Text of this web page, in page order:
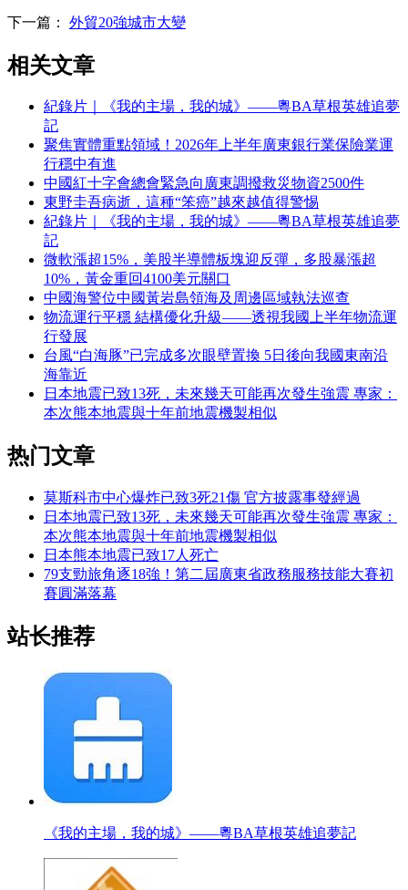
下一篇： 外貿20強城市大變
相关文章
紀錄片｜《我的主場，我的城》——粵BA草根英雄追夢
記
聚焦實體重點領域！2026年上半年廣東銀行業保險業運
行穩中有進
中國紅十字會總會緊急向廣東調撥救災物資2500件
東野圭吾病逝，這種“笨癌”越來越值得警惕
紀錄片｜《我的主場，我的城》——粵BA草根英雄追夢
記
微軟漲超15%，美股半導體板塊迎反彈，多股暴漲超
10%，黃金重回4100美元關口
中國海警位中國黃岩島領海及周邊區域執法巡查
物流運行平穩 結構優化升級——透視我國上半年物流運
行發展
台風“白海豚”已完成多次眼壁置換 5日後向我國東南沿
海靠近
日本地震已致13死，未來幾天可能再次發生強震 專家：
本次熊本地震與十年前地震機製相似
热门文章
莫斯科市中心爆炸已致3死21傷 官方披露事發經過
日本地震已致13死，未來幾天可能再次發生強震 專家：
本次熊本地震與十年前地震機製相似
日本熊本地震已致17人死亡
79支勁旅角逐18強！第二屆廣東省政務服務技能大賽初
賽圓滿落幕
站长推荐
《我的主場，我的城》——粵BA草根英雄追夢記